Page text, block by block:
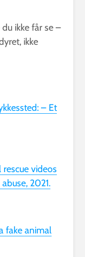
ikke får se –
ikke
– Et
videos
2021.
fake animal